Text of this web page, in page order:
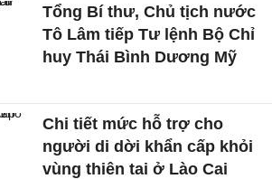
Tổng Bí thư, Chủ tịch nước
Tô Lâm tiếp Tư lệnh Bộ Chỉ
huy Thái Bình Dương Mỹ
Chi tiết mức hỗ trợ cho
người di dời khẩn cấp khỏi
vùng thiên tai ở Lào Cai